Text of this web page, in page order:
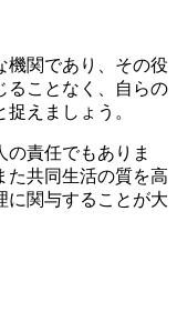
機関であり、その役
ることなく、自らの
えましょう。
責任でもありま
た共同生活の質を高
に関与することが大